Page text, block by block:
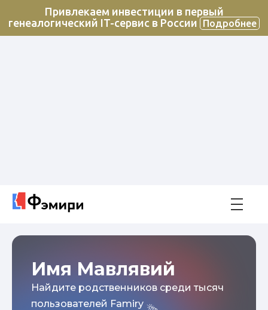
Привлекаем инвестиции в первый
генеалогический IT-сервис в России
Подробнее
Имя Мавлявий
Найдите родственников среди тысяч
пользователей Famiry